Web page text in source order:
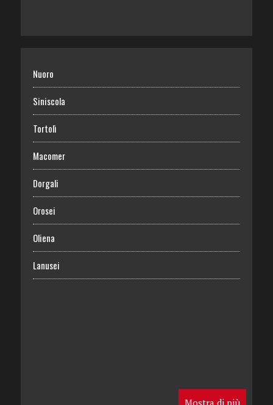
Nuoro
Siniscola
Tortolì
Macomer
Dorgali
Orosei
Oliena
Lanusei
Mostra di più